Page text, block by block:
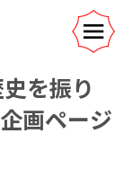
を振り
画ページ